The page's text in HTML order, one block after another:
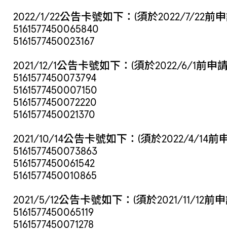
2022/1/22公告卡號如下：(須於2022/7/22前
5161577450065840
5161577450023167
2021/12/1公告卡號如下：(須於2022/6/1前申
5161577450073794
5161577450007150
5161577450072220
5161577450021370
2021/10/14公告卡號如下：(須於2022/4/14前
5161577450073863
5161577450061542
5161577450010865
2021/5/12公告卡號如下：(須於2021/11/12前
5161577450065119
5161577450071278